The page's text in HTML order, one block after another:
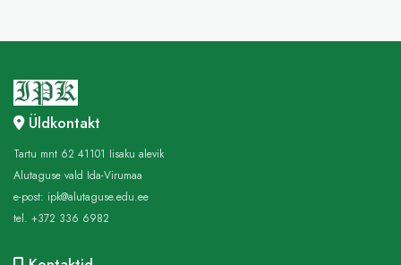
Üldkontakt
Tartu mnt 62 41101 Iisaku alevik
Alutaguse vald Ida-Virumaa
e-post: ipk@alutaguse.edu.ee
tel. +372 336 6982